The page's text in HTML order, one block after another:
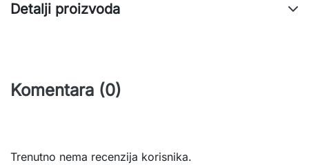
Detalji proizvoda
Komentara (0)
Trenutno nema recenzija korisnika.